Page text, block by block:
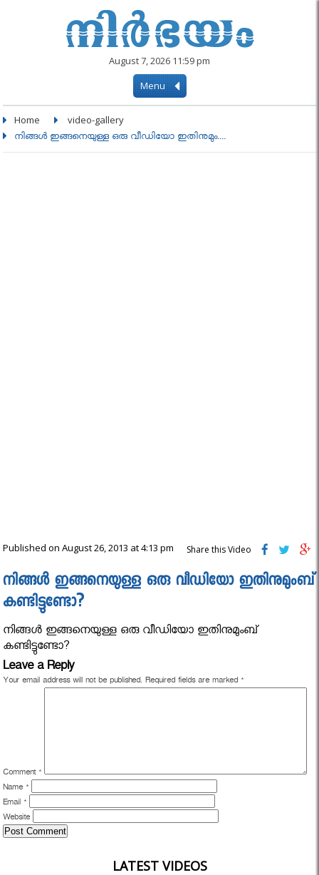
August 7, 2026 11:59 pm
Menu
Home video-gallery
നിങ്ങള്‍ ഇങ്ങനെയുള്ള ഒരു വീഡിയോ ഇതിനുമും....
Published on August 26, 2013 at 4:13 pm Share this Video
നിങ്ങള്‍ ഇങ്ങനെയുള്ള ഒരു വീഡിയോ ഇതിനുമുംബ്
കണ്ടിട്ടുണ്ടോ?
നിങ്ങള്‍ ഇങ്ങനെയുള്ള ഒരു വീഡിയോ ഇതിനുമുംബ്
കണ്ടിട്ടുണ്ടോ?
Leave a Reply
Your email address will not be published. Required fields are marked *
Comment *
Name *
Email *
Website
LATEST VIDEOS